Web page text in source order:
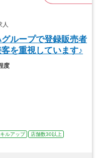
人
ループで登録販売者
を重視しています♪
度
ルアップ
店舗数30以上